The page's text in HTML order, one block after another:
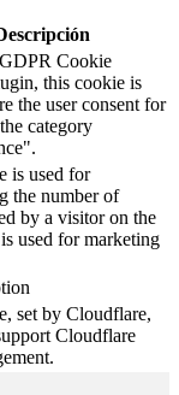
Cookie
this cookie is
the user consent for
category
is used for
the number of
by a visitor on the
used for marketing
set by Cloudflare,
Cloudflare